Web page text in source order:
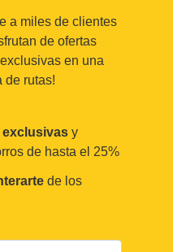
a miles de clientes
de ofertas
en una
de rutas!
exclusivas y
de hasta el 25%
de los